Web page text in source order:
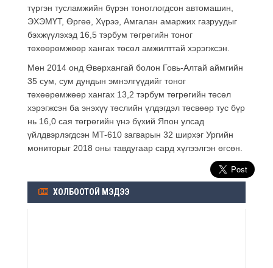
түргэн тусламжийн бүрэн тоноглогдсон автомашин,
ЭХЭМҮТ, Өргөө, Хүрээ, Амгалан амаржих газруудыг
бэхжүүлэхэд 16,5 тэрбум төгрөгийн тоног
төхөөрөмжөөр хангах төсөл амжилттай хэрэгжсэн.
Мөн 2014 онд Өвөрхангай болон Говь-Алтай аймгийн
35 сум, сум дундын эмнэлгүүдийг тоног
төхөөрөмжөөр хангах 13,2 тэрбум төгрөгийн төсөл
хэрэгжсэн ба энэхүү төслийн үлдэгдэл төсвөөр тус бүр
нь 16,0 сая төгрөгийн үнэ бүхий Япон улсад
үйлдвэрлэгдсэн MT-610 загварын 32 ширхэг Ургийн
мониторыг 2018 оны тавдугаар сард хүлээлгэн өгсөн.
ХОЛБООТОЙ МЭДЭЭ